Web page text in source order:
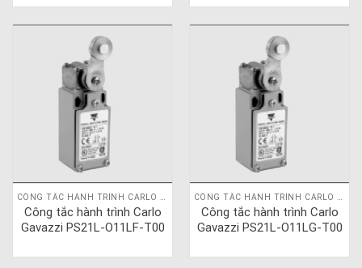
Công tắc hành trình Carlo
Gavazzi PS21L-O11LF-T00
Công tắc hành trình Carlo
Gavazzi PS21L-O11LG-T00